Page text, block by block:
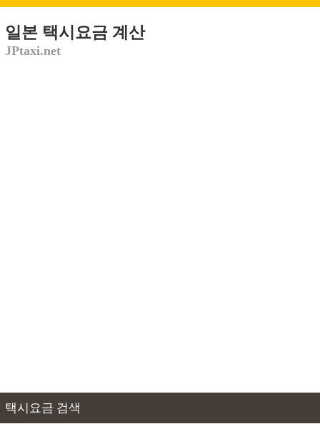
일본 택시요금 계산
JPtaxi.net
택시요금 검색